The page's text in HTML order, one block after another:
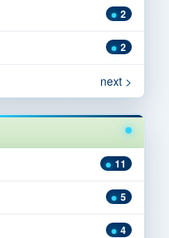
2
2
next >
11
5
4